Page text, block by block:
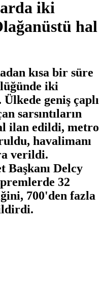
iki
hal
kısa bir süre
iki
geniş çaplı
sarsıntıların
ilan edildi, metro
havalimanı
verildi.
Başkanı Delcy
32
700'den fazla